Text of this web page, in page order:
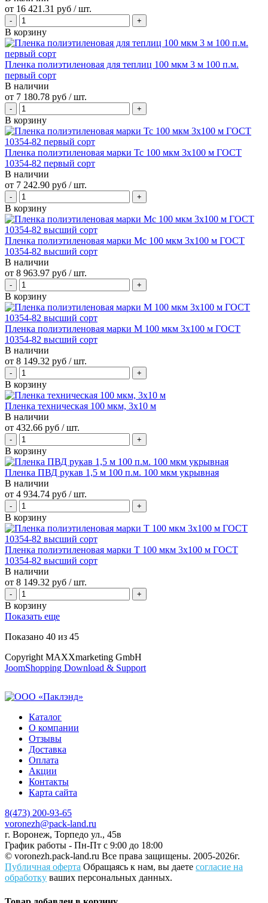
от 16 421.31 руб / шт.
В корзину
Пленка полиэтиленовая для теплиц 100 мкм 3 м 100 п.м.
первый сорт
В наличии
от 7 180.78 руб / шт.
В корзину
Пленка полиэтиленовая марки Тс 100 мкм 3х100 м ГОСТ
10354-82 первый сорт
В наличии
от 7 242.90 руб / шт.
В корзину
Пленка полиэтиленовая марки Мс 100 мкм 3х100 м ГОСТ
10354-82 высший сорт
В наличии
от 8 963.97 руб / шт.
В корзину
Пленка полиэтиленовая марки М 100 мкм 3х100 м ГОСТ
10354-82 высший сорт
В наличии
от 8 149.32 руб / шт.
В корзину
Пленка техническая 100 мкм, 3x10 м
В наличии
от 432.66 руб / шт.
В корзину
Пленка ПВД рукав 1,5 м 100 п.м. 100 мкм укрывная
В наличии
от 4 934.74 руб / шт.
В корзину
Пленка полиэтиленовая марки Т 100 мкм 3х100 м ГОСТ
10354-82 высший сорт
В наличии
от 8 149.32 руб / шт.
В корзину
Показать еще
Показано 40 из 45
Copyright MAXXmarketing GmbH
JoomShopping Download & Support
Каталог
О компании
Отзывы
Доставка
Оплата
Акции
Контакты
Карта сайта
8(473) 200-93-65
voronezh@pack-land.ru
г. Воронеж, Торпедо ул., 45в
График работы - Пн-Пт с 9:00 до 18:00
© voronezh.pack-land.ru Все права защищены. 2005-2026г.
Публичная оферта Обращаясь к нам, вы даете согласие на
обработку ваших персональных данных.